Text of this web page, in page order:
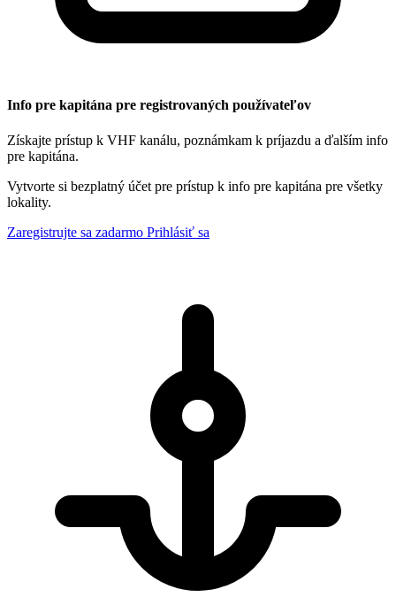
Info pre kapitána pre registrovaných používateľov
Získajte prístup k VHF kanálu, poznámkam k príjazdu a ďalším info
pre kapitána.
Vytvorte si bezplatný účet pre prístup k info pre kapitána pre všetky
lokality.
Zaregistrujte sa zadarmo Prihlásiť sa